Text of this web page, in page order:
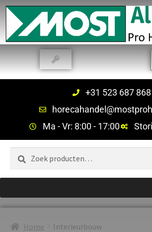
+31 523 687 868
Ma - Vr: 8:00 - 17:00
Zoeken
Home Interieurbouw